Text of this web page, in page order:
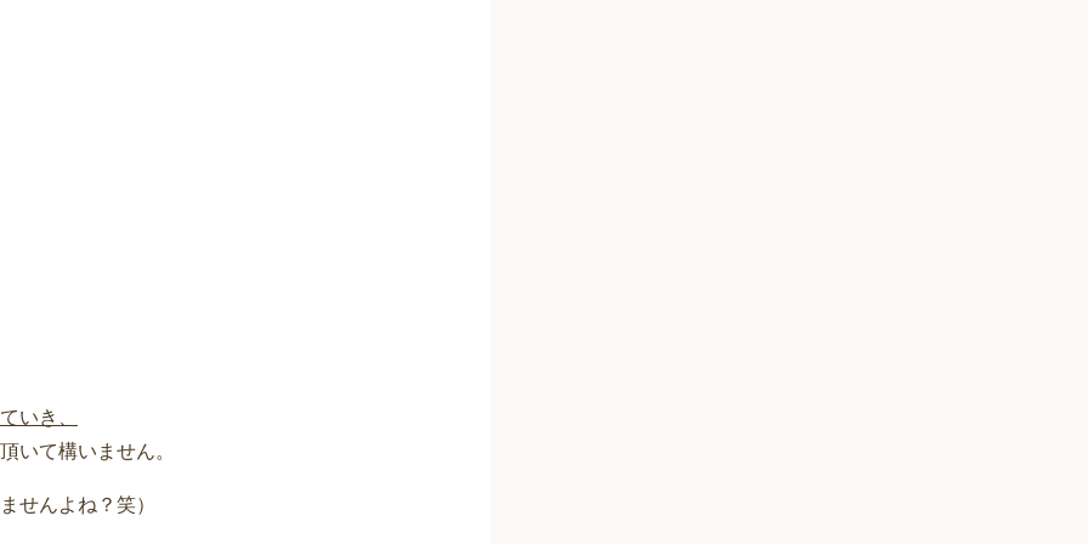
いき、
いて構いません。
せんよね？笑）